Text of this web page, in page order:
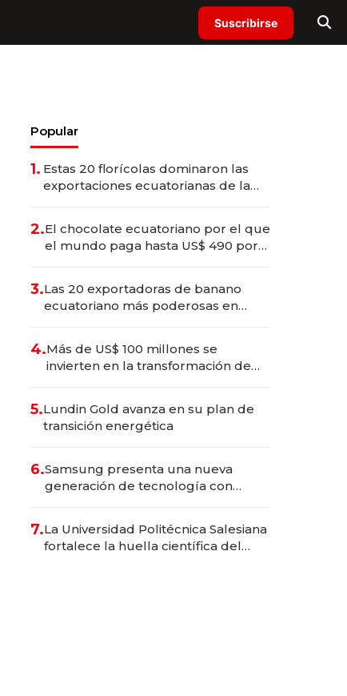
Suscribirse
Popular
1. Estas 20 florícolas dominaron las
exportaciones ecuatorianas de la
2.El chocolate ecuatoriano por el que
el mundo paga hasta US$ 490 por
3.Las 20 exportadoras de banano
ecuatoriano más poderosas en
4.Más de US$ 100 millones se
invierten en la transformación de
5.Lundin Gold avanza en su plan de
transición energética
6.Samsung presenta una nueva
generación de tecnología con
7.La Universidad Politécnica Salesiana
fortalece la huella científica del